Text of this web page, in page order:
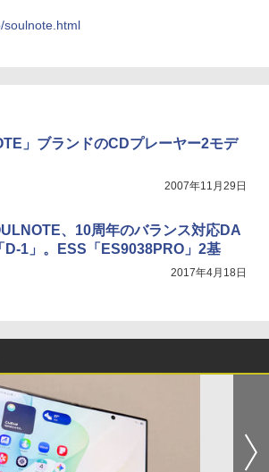
soulnote.html
」ブランドのCDプレーヤー2モデ
2007年11月29日
、10周年のバランス対応DA
D-1」。ESS「ES9038PRO」2基
2017年4月18日